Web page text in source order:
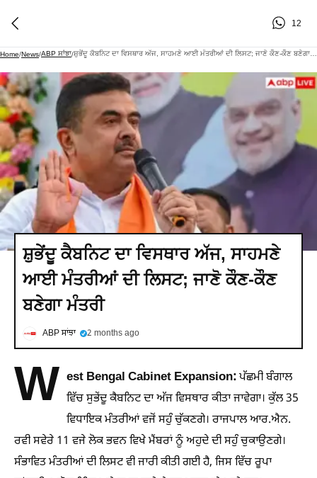
12
Home/News/ABP ਸਾਂਝਾ/
ਸ਼ੁਭੇਂਦੂ ਕੈਬਨਿਟ ਦਾ ਵਿਸਥਾਰ ਅੱਜ, ਸਾਹਮਣੇ
ਆਈ ਮੰਤਰੀਆਂ ਦੀ ਲਿਸਟ; ਜਾਣੋ ਕੌਣ-ਕੌਣ
ਬਣੇਗਾ ਮੰਤਰੀ
ABP ਸਾਂਝਾ 2 months ago
W est Bengal Cabinet Expansion:ਪੱਛਮੀ ਬੰਗਾਲ
ਵਿੱਚ ਸੁਭੇਂਦੂ ਕੈਬਨਿਟ ਦਾ ਅੱਜ ਵਿਸਥਾਰ ਕੀਤਾ ਜਾਵੇਗਾ। ਕੁੱਲ 35
ਵਿਧਾਇਕ ਮੰਤਰੀਆਂ ਵਜੋਂ ਸਹੁੰ ਚੁੱਕਣਗੇ। ਰਾਜਪਾਲ ਆਰ.ਐਨ.
ਰਵੀ ਸਵੇਰੇ 11 ਵਜੇ ਲੋਕ ਭਵਨ ਵਿਖੇ ਮੈਂਬਰਾਂ ਨੂੰ ਅਹੁਦੇ ਦੀ ਸਹੁੰ ਚੁਕਾਉਣਗੇ।
ਸੰਭਾਵਿਤ ਮੰਤਰੀਆਂ ਦੀ ਲਿਸਟ ਵੀ ਜਾਰੀ ਕੀਤੀ ਗਈ ਹੈ, ਜਿਸ ਵਿੱਚ ਰੂਪਾ